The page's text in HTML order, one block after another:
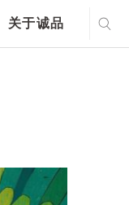
关于诚品